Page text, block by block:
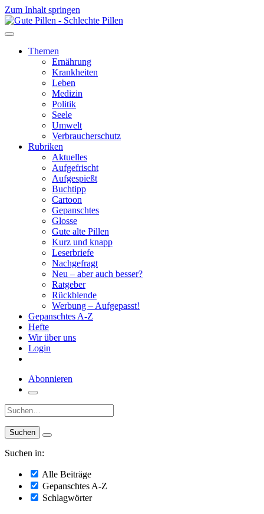
Zum Inhalt springen
Themen
Ernährung
Krankheiten
Leben
Medizin
Politik
Seele
Umwelt
Verbraucherschutz
Rubriken
Aktuelles
Aufgefrischt
Aufgespießt
Buchtipp
Cartoon
Gepanschtes
Glosse
Gute alte Pillen
Kurz und knapp
Leserbriefe
Nachgefragt
Neu – aber auch besser?
Ratgeber
Rückblende
Werbung – Aufgepasst!
Gepanschtes A-Z
Hefte
Wir über uns
Login
Abonnieren
Suche:
Suchen in:
Alle Beiträge
Gepanschtes A-Z
Schlagwörter